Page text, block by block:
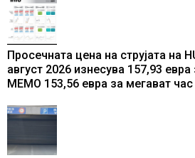
Просечната цена на струјата на
август 2026 изнесува 157,93
МЕМО 153,56 евра за мегават час